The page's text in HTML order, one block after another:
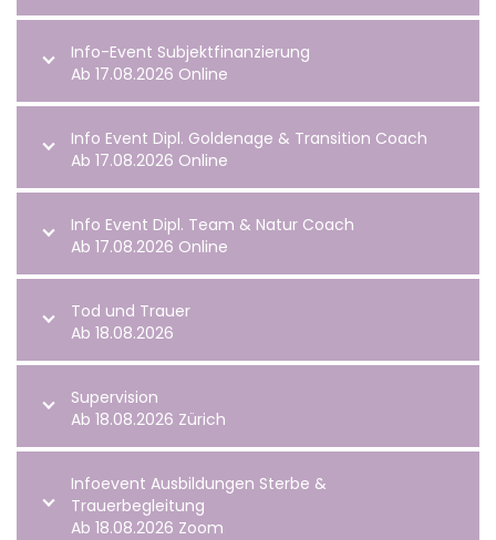
Info-Event Subjektfinanzierung
Ab 17.08.2026 Online
Info Event Dipl. Goldenage & Transition Coach
Ab 17.08.2026 Online
Info Event Dipl. Team & Natur Coach
Ab 17.08.2026 Online
Tod und Trauer
Ab 18.08.2026
Supervision
Ab 18.08.2026 Zürich
Infoevent Ausbildungen Sterbe &
Trauerbegleitung
Ab 18.08.2026 Zoom